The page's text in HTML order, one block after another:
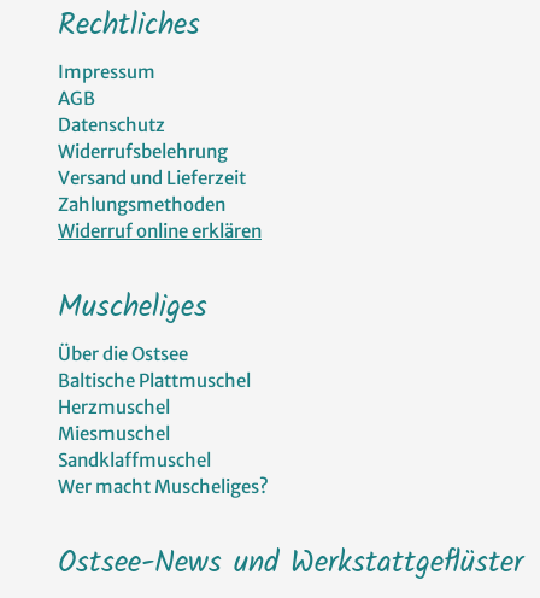
Rechtliches
Impressum
AGB
Datenschutz
Widerrufsbelehrung
Versand und Lieferzeit
Zahlungsmethoden
Widerruf online erklären
Muscheliges
Über die Ostsee
Baltische Plattmuschel
Herzmuschel
Miesmuschel
Sandklaffmuschel
Wer macht Muscheliges?
Ostsee-News und Werkstattgeflüster